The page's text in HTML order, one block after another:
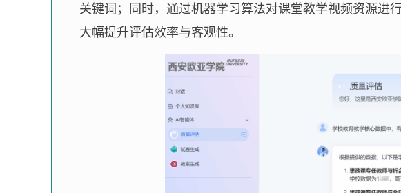
关键词；同时，通过机器学习算法对课堂教学视频资源进
大幅提升评估效率与客观性。